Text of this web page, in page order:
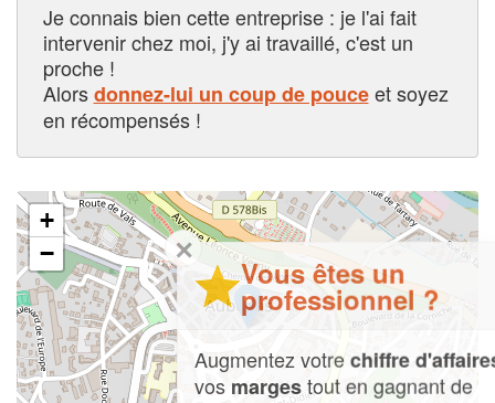
Je connais bien cette entreprise : je l'ai fait
intervenir chez moi, j'y ai travaillé, c'est un
proche !
Alorsdonnez-lui un coup de pouceet soyez
en récompensés !
+
−
✕
Vous êtes un
professionnel ?
Augmentez votrechiffre d'affaireset
vosmargestout en gagnant de